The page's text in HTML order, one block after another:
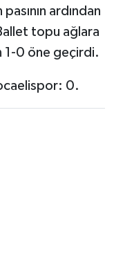
ardından
topu ağlara
1-0 öne geçirdi.
0.